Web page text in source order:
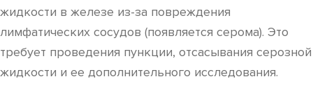
жидкости в железе из-за повреждения
лимфатических сосудов (появляется серома). Это
требует проведения пункции, отсасывания серозной
жидкости и ее дополнительного исследования.